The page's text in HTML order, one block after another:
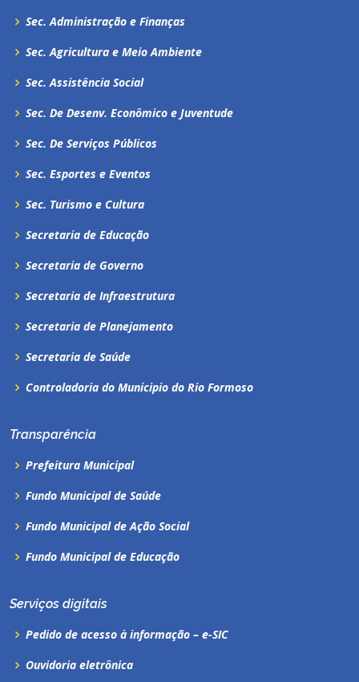
Sec. Administração e Finanças
Sec. Agricultura e Meio Ambiente
Sec. Assistência Social
Sec. De Desenv. Econômico e Juventude
Sec. De Serviços Públicos
Sec. Esportes e Eventos
Sec. Turismo e Cultura
Secretaria de Educação
Secretaria de Governo
Secretaria de Infraestrutura
Secretaria de Planejamento
Secretaria de Saúde
Controladoria do Municipio do Rio Formoso
Transparência
Prefeitura Municipal
Fundo Municipal de Saúde
Fundo Municipal de Ação Social
Fundo Municipal de Educação
Serviços digitais
Pedido de acesso à informação – e-SIC
Ouvidoria eletrônica